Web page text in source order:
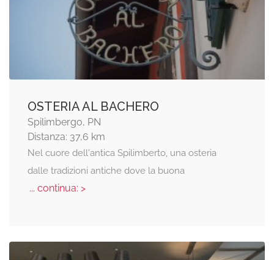
OSTERIA AL BACHERO
Spilimbergo, PN
Distanza: 37,6 km
Nel cuore dell'antica Spilimberto, una osteria
dalle tradizioni antiche dove la buona
... continua: >